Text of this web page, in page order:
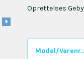
Oprettelses
Model/Varenr.: